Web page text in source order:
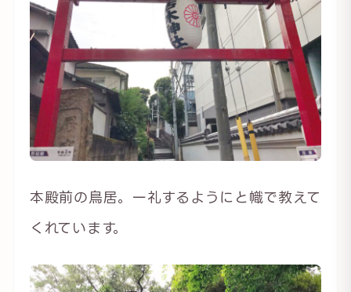
本殿前の鳥居。一礼するようにと幟で教えて
くれています。